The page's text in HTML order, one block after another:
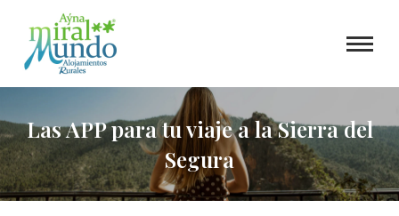
Las APP para tu viaje a la Sierra del
Segura